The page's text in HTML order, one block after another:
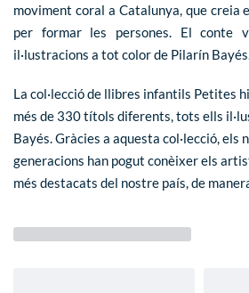
moviment coral a Catalunya, que creia
per formar les persones. El conte
il·lustracions a tot color de Pilarín
La col·lecció de llibres infantils Petites
més de 330 títols diferents, tots ells
Bayés. Gràcies a aquesta col·lecció, els
generacions han pogut conèixer els
més destacats del nostre país, de